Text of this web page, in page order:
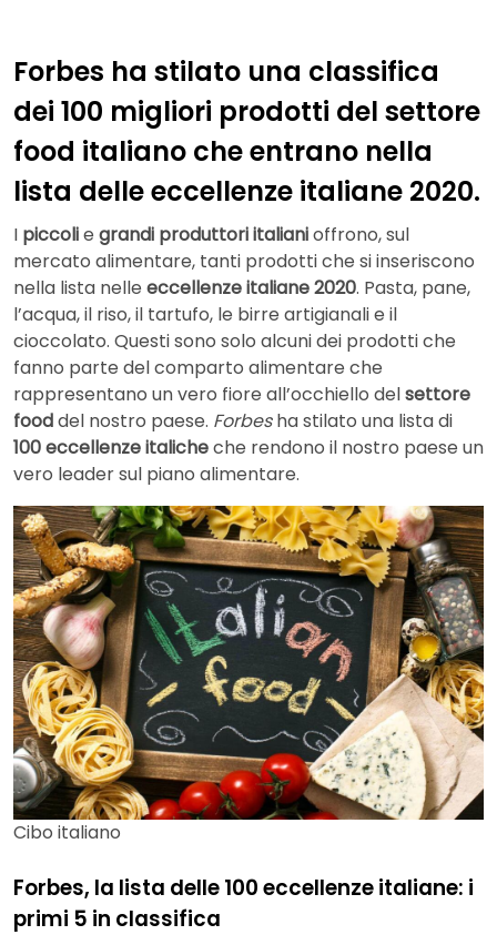
Forbes ha stilato una classifica
dei 100 migliori prodotti del settore
food italiano che entrano nella
lista delle eccellenze italiane 2020.
I piccolie grandi produttori italianioffrono, sul
mercato alimentare, tanti prodotti che si inseriscono
nella lista nelle eccellenze italiane 2020. Pasta, pane,
l’acqua, il riso, il tartufo, le birre artigianali e il
cioccolato. Questi sono solo alcuni dei prodotti che
fanno parte del comparto alimentare che
rappresentano un vero fiore all’occhiello delsettore
fooddel nostro paese. Forbesha stilato una lista di
100 eccellenze italicheche rendono il nostro paese un
vero leader sul piano alimentare.
Cibo italiano
Forbes, la lista delle 100 eccellenze italiane: i
primi 5 in classifica